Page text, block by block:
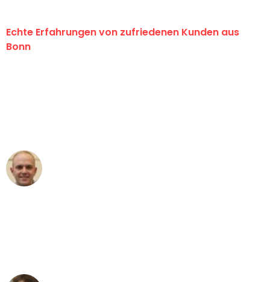
Echte Erfahrungen von zufriedenen Kunden aus
Bonn